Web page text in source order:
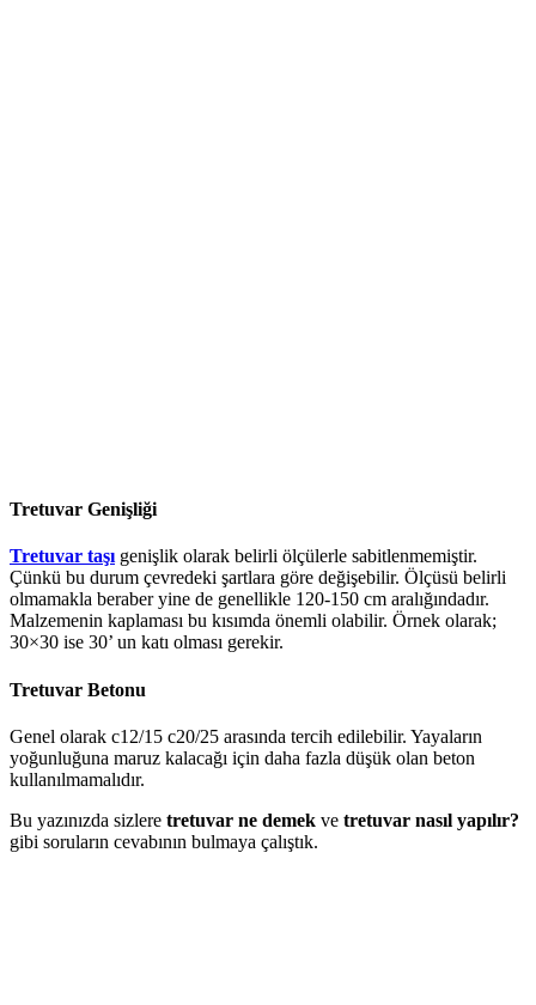
Tretuvar Genişliği
Tretuvar taşı genişlik olarak belirli ölçülerle sabitlenmemiştir.
Çünkü bu durum çevredeki şartlara göre değişebilir. Ölçüsü belirli
olmamakla beraber yine de genellikle 120-150 cm aralığındadır.
Malzemenin kaplaması bu kısımda önemli olabilir. Örnek olarak;
30×30 ise 30’ un katı olması gerekir.
Tretuvar Betonu
Genel olarak c12/15 c20/25 arasında tercih edilebilir. Yayaların
yoğunluğuna maruz kalacağı için daha fazla düşük olan beton
kullanılmamalıdır.
Bu yazınızda sizlere tretuvar ne demek ve tretuvar nasıl yapılır?
gibi soruların cevabının bulmaya çalıştık.